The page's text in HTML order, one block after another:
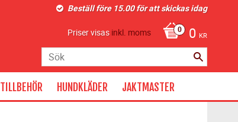
Beställ före 15.00 för att skickas idag
0 KR
Priser visasinkl. moms
TILLBEHÖR HUNDKLÄDER JAKTMASTER